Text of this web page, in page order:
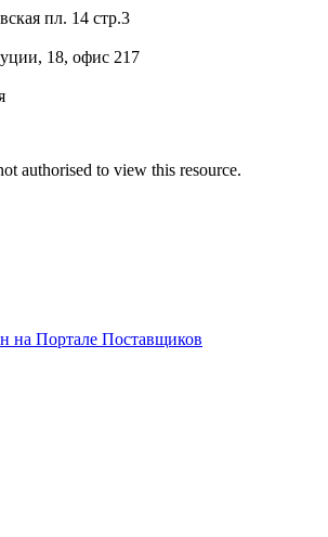
пл. 14 стр.3
18, офис 217
authorised to view this resource.